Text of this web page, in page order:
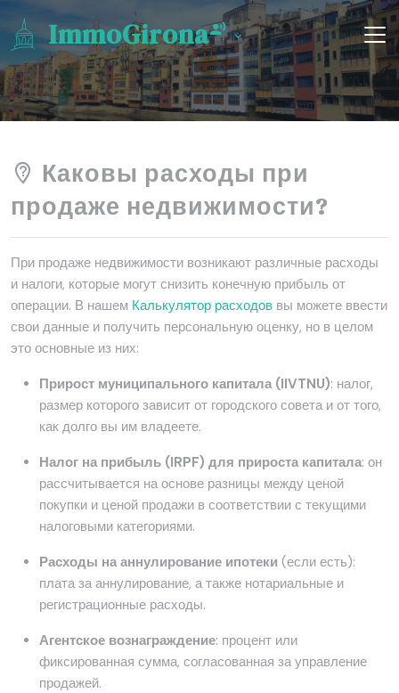
ImmoGirona
Каковы расходы при
продаже недвижимости?
При продаже недвижимости возникают различные расходы
и налоги, которые могут снизить конечную прибыль от
операции. В нашем Калькулятор расходов вы можете ввести
свои данные и получить персональную оценку, но в целом
это основные из них:
Прирост муниципального капитала (IIVTNU): налог,
размер которого зависит от городского совета и от того,
как долго вы им владеете.
Налог на прибыль (IRPF) для прироста капитала: он
рассчитывается на основе разницы между ценой
покупки и ценой продажи в соответствии с текущими
налоговыми категориями.
Расходы на аннулирование ипотеки (если есть):
плата за аннулирование, а также нотариальные и
регистрационные расходы.
Агентское вознаграждение: процент или
фиксированная сумма, согласованная за управление
продажей.